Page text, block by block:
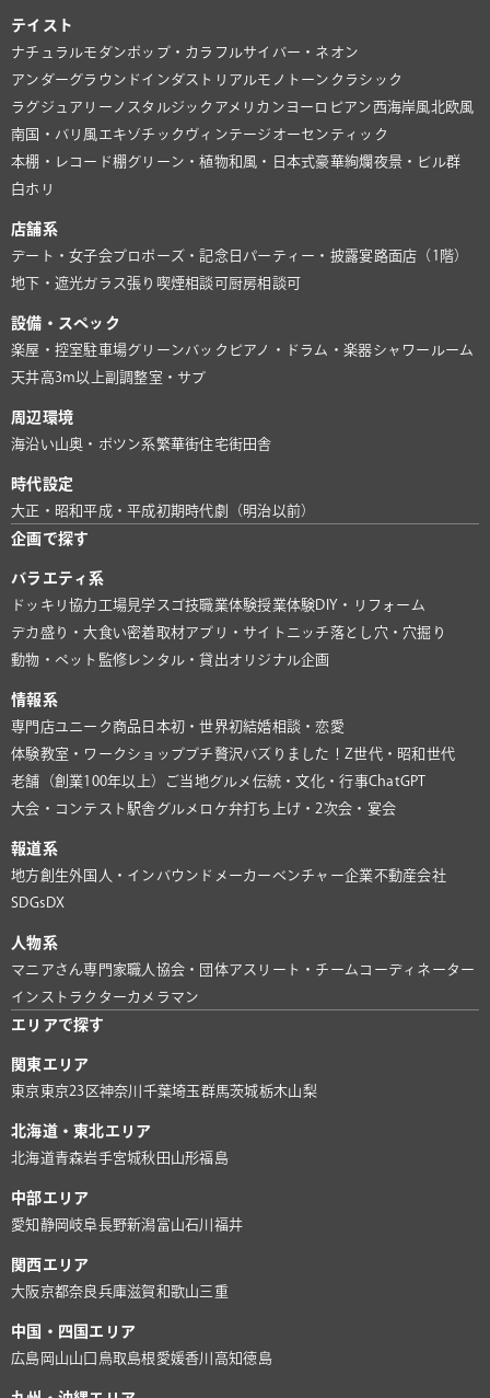
テイスト
ナチュラルモダンポップ・カラフルサイバー・ネオン
アンダーグラウンド インダストリアルモノトーン クラシック
ラグジュアリー ノスタルジック アメリカン ヨーロピアン 西海岸風北欧風
南国・バリ風 エキゾチック ヴィンテージ オーセンティック
本棚・レコード棚グリーン・植物和風・日本式豪華絢爛夜景・ビル群
白ホリ
店舗系
デート・女子会プロポーズ・記念日 パーティー・披露宴路面店（1階）
地下・遮光ガラス張り 喫煙相談可 厨房相談可
設備・スペック
楽屋・控室駐車場グリーンバック ピアノ・ドラム・楽器シャワールーム
天井高3m以上副調整室・サブ
周辺環境
海沿い山奥・ポツン系繁華街住宅街田舎
時代設定
大正・昭和平成・平成初期時代劇（明治以前）
企画で探す
バラエティ系
ドッキリ協力 工場見学 スゴ技職業体験授業体験 DIY・リフォーム
デカ盛り・大食い密着取材アプリ・サイト ニッチ落とし穴・穴掘り
動物・ペット 監修 レンタル・貸出オリジナル企画
情報系
専門店ユニーク商品 日本初・世界初結婚相談・恋愛
体験教室・ワークショッププチ贅沢バズりました！ Z世代・昭和世代
老舗（創業100年以上）
ご当地グルメ 伝統・文化・行事ChatGPT
大会・コンテスト 駅舎グルメ ロケ弁打ち上げ・2次会・宴会
報道系
地方創生外国人・インバウンド メーカー ベンチャー企業不動産会社
SDGs DX
人物系
マニアさん専門家 職人 協会・団体アスリート・チーム コーディネーター
インストラクターカメラマン
エリアで探す
関東エリア
東京 東京23区神奈川 千葉埼玉群馬茨城栃木山梨
北海道・東北エリア
北海道青森岩手宮城秋田 山形福島
中部エリア
愛知 静岡 岐阜長野新潟富山石川 福井
関西エリア
大阪京都奈良兵庫滋賀和歌山 三重
中国・四国エリア
広島 岡山山口 鳥取島根 愛媛香川 高知徳島